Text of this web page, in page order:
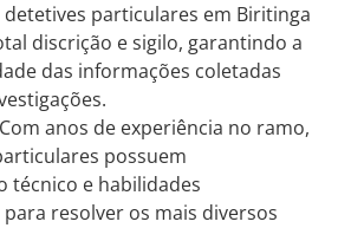
detetives particulares em Biritinga
discrição e sigilo, garantindo a
das informações coletadas
Com anos de experiência no ramo,
possuem
técnico e habilidades
resolver os mais diversos